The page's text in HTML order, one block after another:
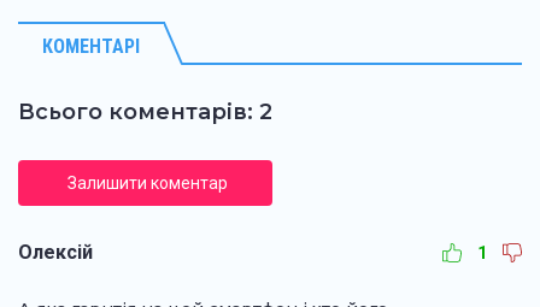
КОМЕНТАРІ
Всього коментарів: 2
Залишити коментар
Олексій 1